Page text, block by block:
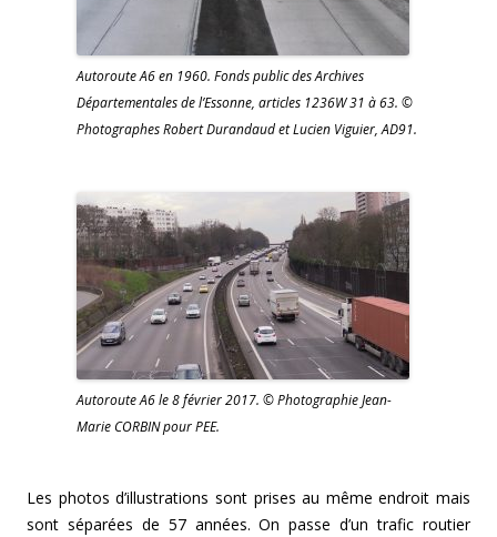
Autoroute A6 en 1960. Fonds public des Archives
Départementales de l’Essonne, articles 1236W 31 à 63. ©
Photographes Robert Durandaud et Lucien Viguier, AD91.
Autoroute A6 le 8 février 2017. © Photographie Jean-
Marie CORBIN pour PEE.
Les photos d’illustrations sont prises au même endroit mais
sont séparées de 57 années. On passe d’un trafic routier